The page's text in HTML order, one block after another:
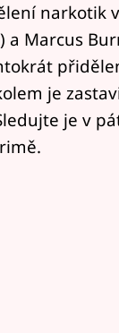
narkotik
a Marcus
je
je v